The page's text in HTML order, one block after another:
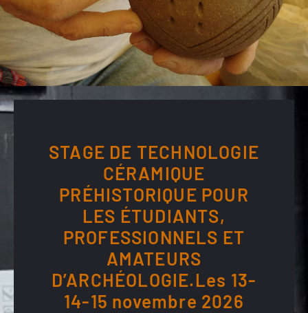
STAGE DE TECHNOLOGIE
CÉRAMIQUE
PRÉHISTORIQUE POUR
LES ÉTUDIANTS,
PROFESSIONNELS ET
AMATEURS
D’ARCHÉOLOGIE.Les 13-
14-15 novembre 2026